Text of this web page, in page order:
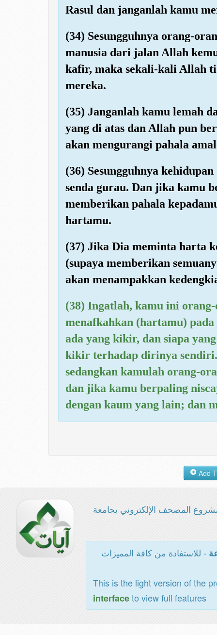
Rasul dan janganlah kamu
(34) Sesungguhnya orang-
manusia dari jalan Allah
kafir, maka sekali-kali Allah
mereka.
(35) Janganlah kamu lemah
yang di atas dan Allah pun
akan mengurangi pahala
(36) Sesungguhnya
senda gurau. Dan jika kamu
memberikan pahala
hartamu.
(37) Jika Dia meminta harta
(supaya memberikan
akan menampakkan
(38) Ingatlah, kamu ini
menafkahkan (hartamu)
ada yang kikir, dan siapa
kikir terhadap dirinya
sedangkan kamulah orang-
dan jika kamu berpaling
dengan kaum yang lain; dan
المصحف الإلكتروني بجامعة
- للاستفادة من كافة المميزات
This is the light version of the
interfaceto view full features